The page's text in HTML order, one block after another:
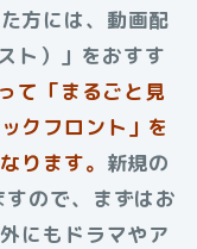
方には、動画配
ト）」をおすす
て「まるごと見
クフロント」を
ります。 新規の
ので、まずはお
にもドラマやア